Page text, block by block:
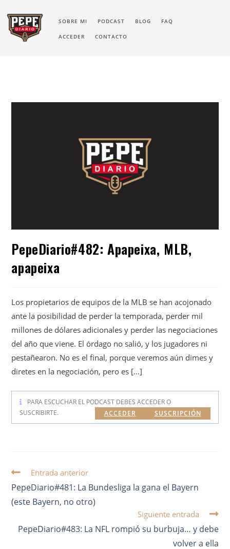
SOBRE MI PODCAST BLOG FAQ
ACCEDER CONTACTO
PepeDiario#482: Apapeixa, MLB,
apapeixa
Los propietarios de equipos de la MLB se han acojonado
ante la posibilidad de perder la temporada, perder mil
millones de dólares adicionales y perder las negociaciones
del año que viene. El órdago no salió, y los jugadores ni
pestañearon. No es el final, porque veremos aún dimes y
diretes en la negociación, pero es […]
PARA ESCUCHAR EL PODCAST DEBES ACCEDER O
SUSCRIBIRTE.
SUSCRIPCIÓN
ACCEDER
Entrada anterior
PepeDiario#481: La Bundesliga la gana el Bayern
(este Bayern, no otro)
Siguiente entrada
PepeDiario#483: La NFL rompió su burbuja… y debe
volver a ella